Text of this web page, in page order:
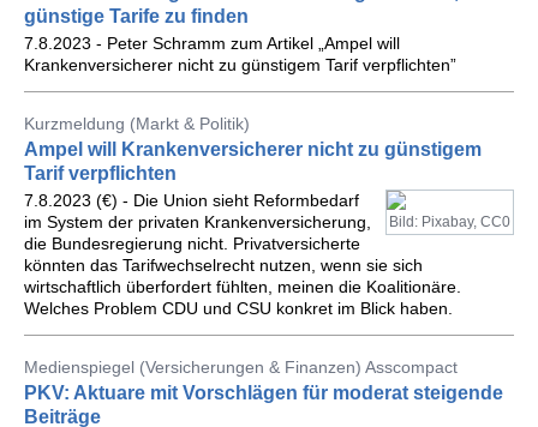
günstige Tarife zu finden
7.8.2023 - Peter Schramm zum Artikel „Ampel will
Krankenversicherer nicht zu günstigem Tarif verpflichten”
Kurzmeldung (Markt & Politik)
Ampel will Krankenversicherer nicht zu günstigem
Tarif verpflichten
Bild: Pixabay, CC0
7.8.2023 (€) - Die Union sieht Reformbedarf
im System der privaten Krankenversicherung,
die Bundesregierung nicht. Privatversicherte
könnten das Tarifwechselrecht nutzen, wenn sie sich
wirtschaftlich überfordert fühlten, meinen die Koalitionäre.
Welches Problem CDU und CSU konkret im Blick haben.
Medienspiegel (Versicherungen & Finanzen) Asscompact
PKV: Aktuare mit Vorschlägen für moderat steigende
Beiträge